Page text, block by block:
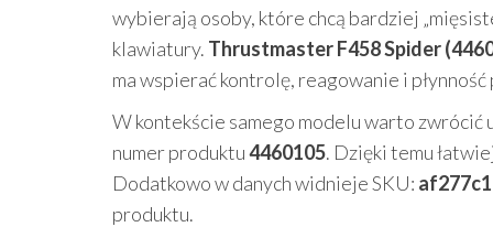
wybierają osoby, które chcą bardziej
klawiatury. Thrustmaster F458 Spider
ma wspierać kontrolę, reagowanie i
W kontekście samego modelu warto zwrócić
numer produktu4460105. Dzięki temu
Dodatkowo w danych widnieje SKU:
produktu.